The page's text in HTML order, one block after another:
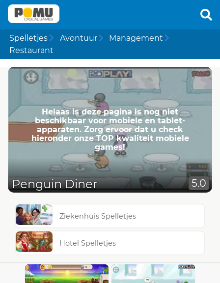
Spelletjes Avontuur
Management
Restaurant
Helaas is deze pagina is nog niet
beschikbaar voor mobiele en tablet-
apparaten. Zorg ervoor dat u check
hieronder onze TOP kwaliteit mobiele
games!
Penguin Diner 5.0
Ziekenhuis Spelletjes
Hotel Spelletjes